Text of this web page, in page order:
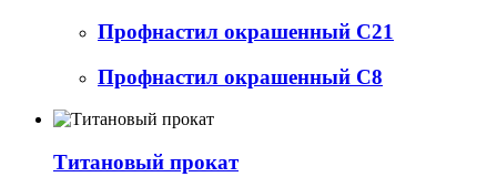
Профнастил окрашенный С21
Профнастил окрашенный С8
Титановый прокат